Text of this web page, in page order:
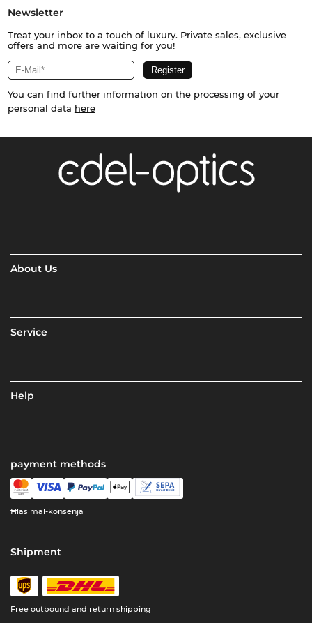
Newsletter
Treat your inbox to a touch of luxury. Private sales, exclusive
offers and more are waiting for you!
You can find further information on the processing of your
personal data here
About Us
Service
Help
payment methods
Ħlas mal-konsenja
Shipment
Free outbound and return shipping